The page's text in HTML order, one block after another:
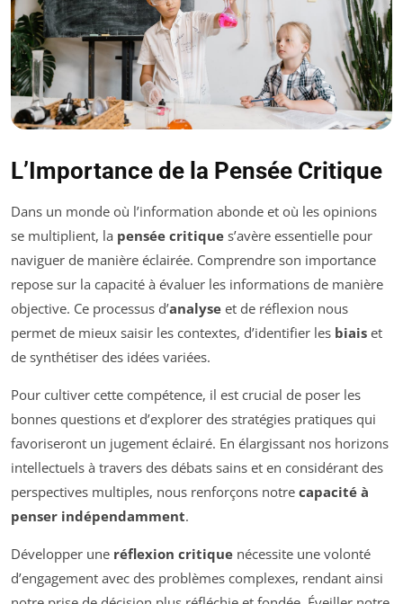
L’Importance de la Pensée Critique
Dans un monde où l’information abonde et où les opinions
se multiplient, la pensée critique s’avère essentielle pour
naviguer de manière éclairée. Comprendre son importance
repose sur la capacité à évaluer les informations de manière
objective. Ce processus d’analyse et de réflexion nous
permet de mieux saisir les contextes, d’identifier les biais et
de synthétiser des idées variées.
Pour cultiver cette compétence, il est crucial de poser les
bonnes questions et d’explorer des stratégies pratiques qui
favoriseront un jugement éclairé. En élargissant nos horizons
intellectuels à travers des débats sains et en considérant des
perspectives multiples, nous renforçons notre capacité à
penser indépendamment.
Développer une réflexion critique nécessite une volonté
d’engagement avec des problèmes complexes, rendant ainsi